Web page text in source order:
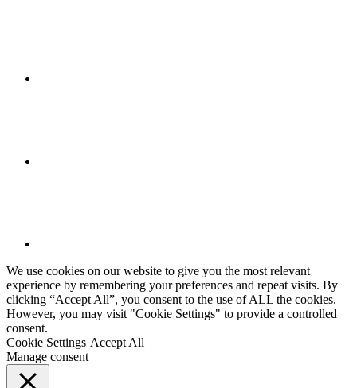
We use cookies on our website to give you the most relevant
experience by remembering your preferences and repeat visits. By
clicking “Accept All”, you consent to the use of ALL the cookies.
However, you may visit "Cookie Settings" to provide a controlled
consent.
Cookie Settings Accept All
Manage consent